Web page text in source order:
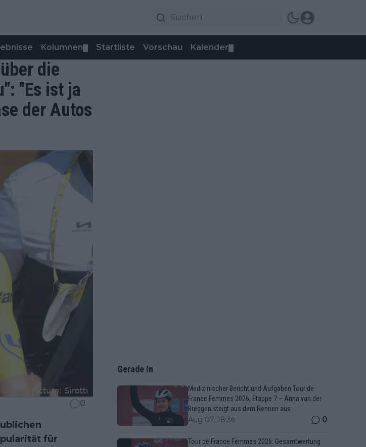
Kolumnen Startliste Vorschau Kalender
die
"Es ist ja
der Autos
0
für
Gerade In
Medizinischer Bericht und Aufgaben Tour de
France Femmes 2026, Etappe 7 – Anna van der
Breggen steigt aus dem Rennen aus
Aug 07, 18:36 0
Tour de France Femmes 2026: Gesamtwertung